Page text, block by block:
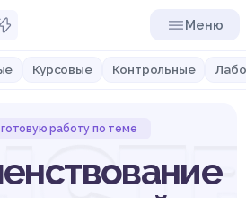
Меню
Курсовые Контрольные
работу по теме